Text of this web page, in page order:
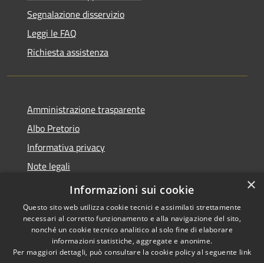
Segnalazione disservizio
Leggi le FAQ
Richiesta assistenza
Amministrazione trasparente
Albo Pretorio
Informativa privacy
Note legali
Dichiarazione di accessibilità
Accessibilità
Copyright © 2026 • Comune di
Loano • Powered by
×
Informazioni sui cookie
Questo sito web utilizza cookie tecnici e assimilati strettamente
necessari al corretto funzionamento e alla navigazione del sito,
nonché un cookie tecnico analitico al solo fine di elaborare
informazioni statistiche, aggregate e anonime.
Per maggiori dettagli, può consultare la cookie policy al seguente link